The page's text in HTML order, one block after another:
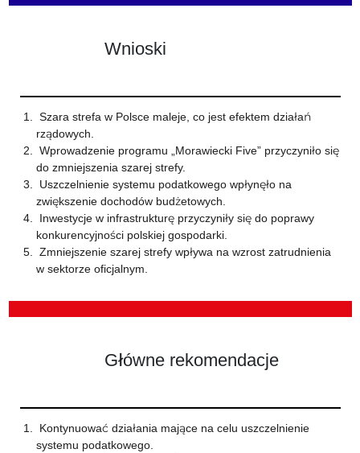
Wnioski
Szara strefa w Polsce maleje, co jest efektem działań
rządowych.
Wprowadzenie programu „Morawiecki Five” przyczyniło się
do zmniejszenia szarej strefy.
Uszczelnienie systemu podatkowego wpłynęło na
zwiększenie dochodów budżetowych.
Inwestycje w infrastrukturę przyczyniły się do poprawy
konkurencyjności polskiej gospodarki.
Zmniejszenie szarej strefy wpływa na wzrost zatrudnienia
w sektorze oficjalnym.
Główne rekomendacje
Kontynuować działania mające na celu uszczelnienie
systemu podatkowego.